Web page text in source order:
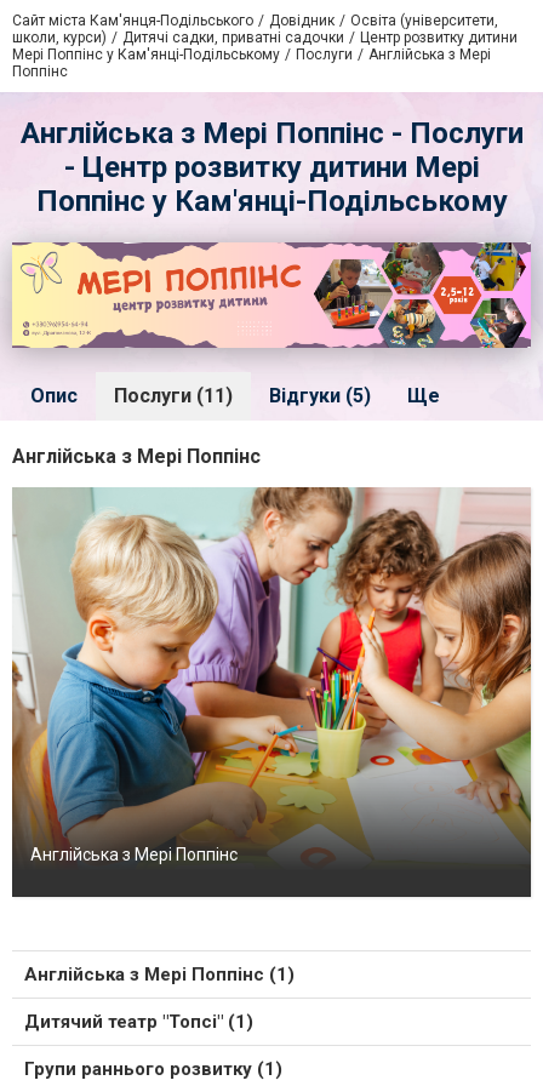
Сайт міста Кам'янця-Подільського Довідник
Освіта (університети,
школи, курси)
Дитячі садки, приватні садочки
Центр розвитку дитини
Мері Поппінс у Кам'янці-Подільському
Послуги
Англійська з Мері
Поппінс
Англійська з Мері Поппінс - Послуги
- Центр розвитку дитини Мері
Поппінс у Кам'янці-Подільському
Опис Послуги (11) Відгуки (5) Ще
Англійська з Мері Поппінс
Англійська з Мері Поппінс
Англійська з Мері Поппінс (1)
Дитячий театр "Топсі" (1)
Групи раннього розвитку (1)